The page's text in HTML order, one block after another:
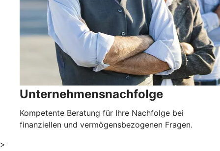
Unternehmensnachfolge
Kompetente Beratung für Ihre Nachfolge bei
finanziellen und vermögensbezogenen Fragen.
>